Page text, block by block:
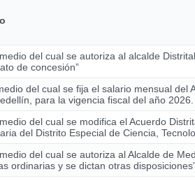
del cual se autoriza al alcalde
de concesión”
del cual se fija el salario mensual del
para la vigencia fiscal del año 2026.
del cual se modifica el Acuerdo
del Distrito Especial de Ciencia,
del cual se autoriza al Alcalde de
ordinarias y se dictan otras